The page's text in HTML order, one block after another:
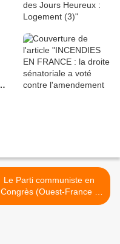
Le Parti communiste en
Congrès (Ouest-France -
page Finistère, lundi 12